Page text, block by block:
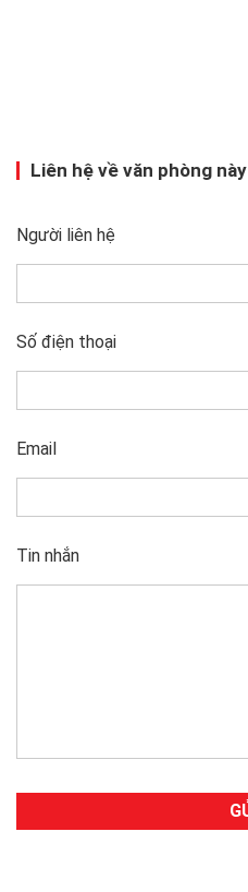
Liên hệ về văn phòng này
Người liên hệ
Số điện thoại
Email
Tin nhắn